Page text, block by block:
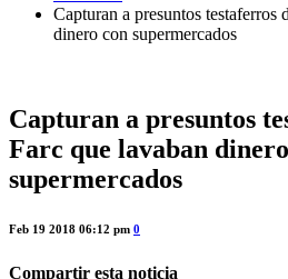
Capturan a presuntos testaferros
dinero con supermercados
Capturan a presuntos
Farc que lavaban
supermercados
Feb 19 2018 06:12 pm 0
Compartir esta noticia